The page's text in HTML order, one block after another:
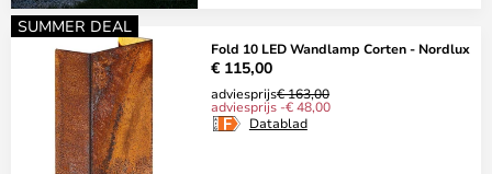
SUMMER DEAL
Fold 10 LED Wandlamp Corten - Nordlux
€ 115,00
adviesprijs€ 163,00
adviesprijs -€ 48,00
Datablad